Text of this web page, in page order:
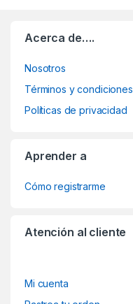
Acerca de….
Nosotros
Términos y condiciones
Políticas de privacidad
Aprender a
Cómo registrarme
Atención al cliente
Mi cuenta